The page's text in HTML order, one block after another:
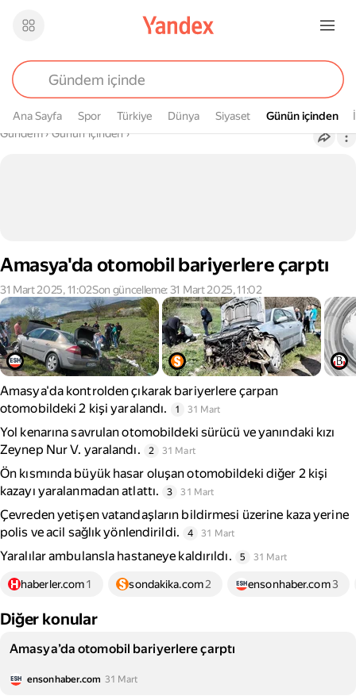
Ana Sayfa Spor Türkiye Dünya Siyaset Günün içinden
Günün içinden
Buradasın
Gündem› Günün içinden›
Amasya'da otomobil bariyerlere çarptı
31 Mart 2025, 11:02Son güncelleme: 31 Mart 2025, 11:02
Amasya'da kontrolden çıkarak bariyerlere çarpan
otomobildeki 2 kişi yaralandı.
1 31 Mart
Yol kenarına savrulan otomobildeki sürücü ve yanındaki kızı
Zeynep Nur V. yaralandı.
2 31 Mart
Ön kısmında büyük hasar oluşan otomobildeki diğer 2 kişi
kazayı yaralanmadan atlattı.
3 31 Mart
Çevreden yetişen vatandaşların bildirmesi üzerine kaza yerine
polis ve acil sağlık yönlendirildi.
4 31 Mart
Yaralılar ambulansla hastaneye kaldırıldı. 5 31 Mart
haberler.com1 sondakika.com2 ensonhaber.com3
Diğer konular
Amasya’da otomobil bariyerlere çarptı
ensonhaber.com 31 Mart